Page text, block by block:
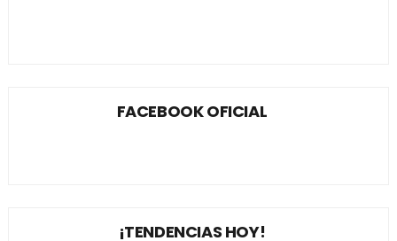
FACEBOOK OFICIAL
¡TENDENCIAS HOY!